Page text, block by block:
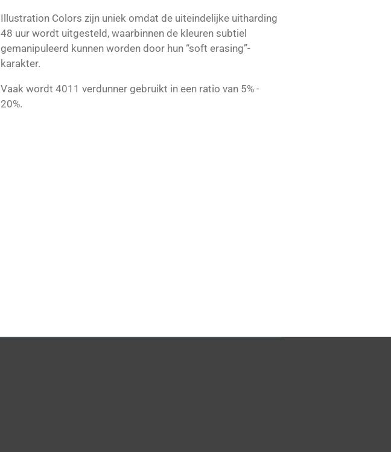
Illustration Colors zijn uniek omdat de uiteindelijke uitharding
48 uur wordt uitgesteld, waarbinnen de kleuren subtiel
gemanipuleerd kunnen worden door hun “soft erasing”-
karakter.
Vaak wordt 4011 verdunner gebruikt in een ratio van 5% -
20%.